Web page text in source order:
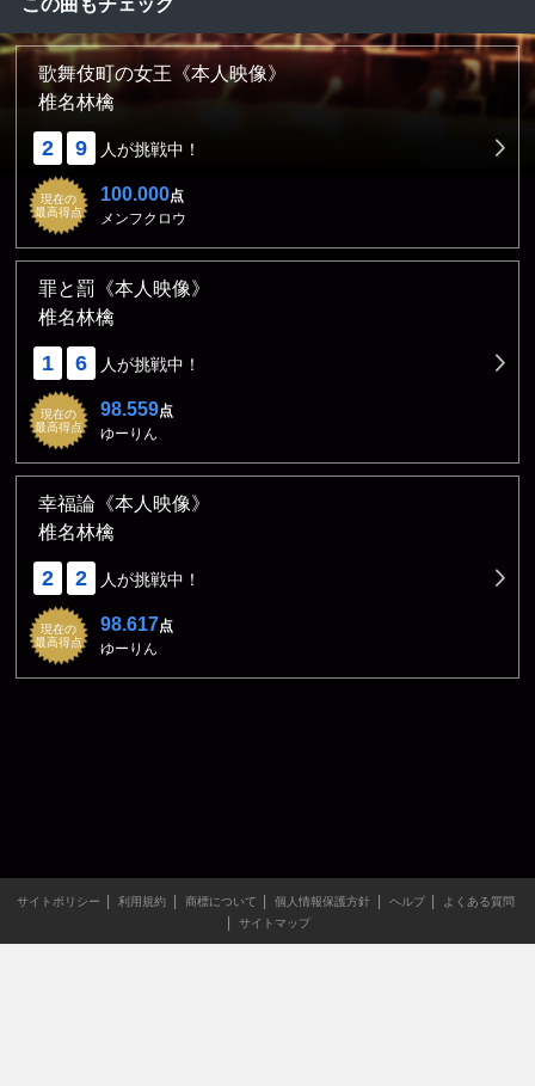
歌舞伎町の女王《本人映像》
椎名林檎
2 9 人が挑戦中！
現在の
最高得点
100.000点
メンフクロウ
罪と罰《本人映像》
椎名林檎
1 6 人が挑戦中！
現在の
最高得点
98.559点
ゆーりん
幸福論《本人映像》
椎名林檎
2 2 人が挑戦中！
現在の
最高得点
98.617点
ゆーりん
サイトポリシー 利用規約 商標について 個人情報保護方針 ヘルプ
よくある質問
サイトマップ